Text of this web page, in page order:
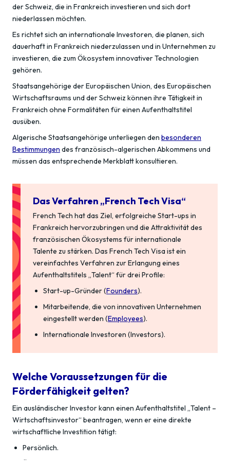
der Schweiz, die in Frankreich investieren und sich dort
niederlassen möchten.
Es richtet sich an internationale Investoren, die planen, sich
dauerhaft in Frankreich niederzulassen und in Unternehmen zu
investieren, die zum Ökosystem innovativer Technologien
gehören.
Staatsangehörige der Europäischen Union, des Europäischen
Wirtschaftsraums und der Schweiz können ihre Tätigkeit in
Frankreich ohne Formalitäten für einen Aufenthaltstitel
ausüben.
Algerische Staatsangehörige unterliegen den besonderen
Bestimmungen des französisch-algerischen Abkommens und
müssen das entsprechende Merkblatt konsultieren.
Das Verfahren „French Tech Visa“
French Tech hat das Ziel, erfolgreiche Start-ups in
Frankreich hervorzubringen und die Attraktivität des
französischen Ökosystems für internationale
Talente zu stärken. Das French Tech Visa ist ein
vereinfachtes Verfahren zur Erlangung eines
Aufenthaltstitels „Talent“ für drei Profile:
Start-up-Gründer (Founders).
Mitarbeitende, die von innovativen Unternehmen
eingestellt werden (Employees).
Internationale Investoren (Investors).
Welche Voraussetzungen für die
Förderfähigkeit gelten?
Ein ausländischer Investor kann einen Aufenthaltstitel „Talent –
Wirtschaftsinvestor“ beantragen, wenn er eine direkte
wirtschaftliche Investition tätigt:
Persönlich.